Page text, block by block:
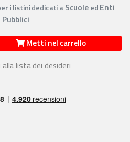
i listini dedicati a Scuoleed Enti
Pubblici
Metti nel carrello
lista dei desideri